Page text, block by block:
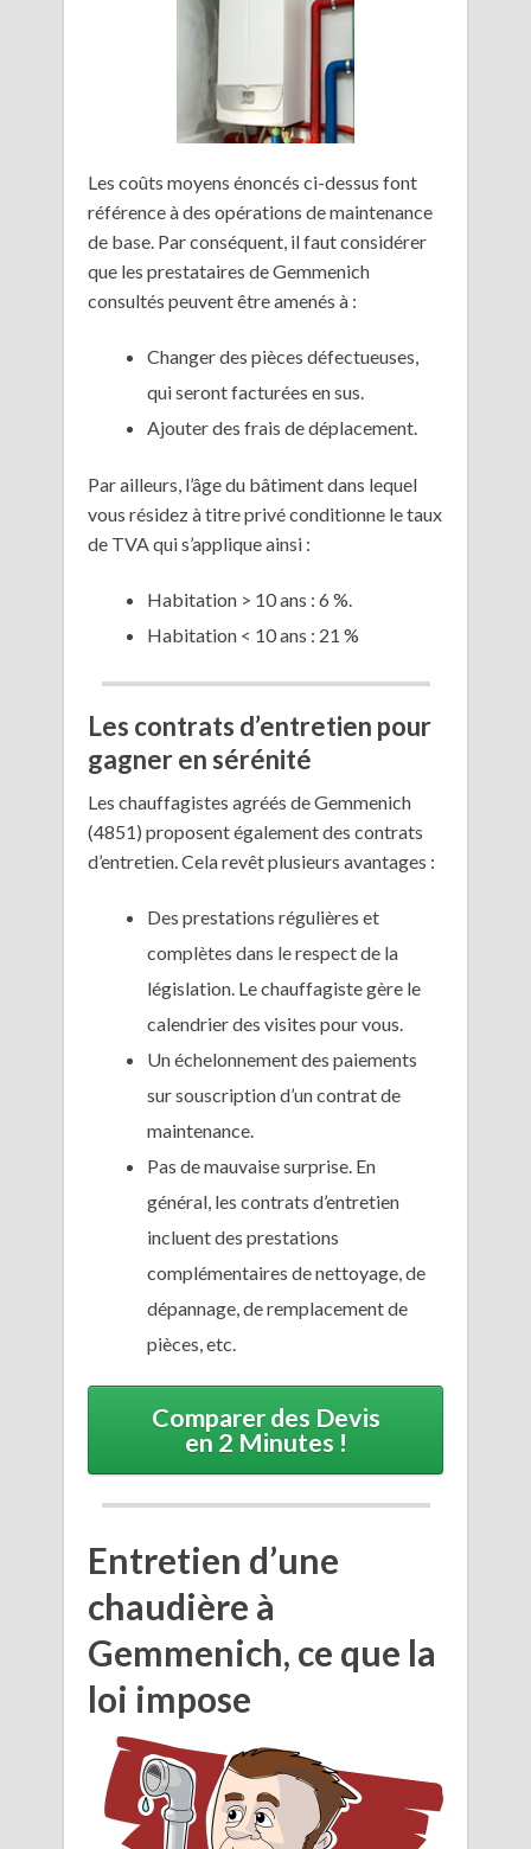
Les coûts moyens énoncés ci-dessus font
référence à des opérations de maintenance
de base. Par conséquent, il faut considérer
que les prestataires de Gemmenich
consultés peuvent être amenés à :
Changer des pièces défectueuses,
qui seront facturées en sus.
Ajouter des frais de déplacement.
Par ailleurs, l’âge du bâtiment dans lequel
vous résidez à titre privé conditionne le taux
de TVA qui s’applique ainsi :
Habitation > 10 ans : 6 %.
Habitation < 10 ans : 21 %
Les contrats d’entretien pour
gagner en sérénité
Les chauffagistes agréés de Gemmenich
(4851) proposent également des contrats
d’entretien. Cela revêt plusieurs avantages :
Des prestations régulières et
complètes dans le respect de la
législation. Le chauffagiste gère le
calendrier des visites pour vous.
Un échelonnement des paiements
sur souscription d’un contrat de
maintenance.
Pas de mauvaise surprise. En
général, les contrats d’entretien
incluent des prestations
complémentaires de nettoyage, de
dépannage, de remplacement de
pièces, etc.
Comparer des Devis
en 2 Minutes !
Entretien d’une
chaudière à
Gemmenich, ce que la
loi impose